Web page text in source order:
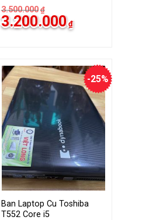
3.500.000 ₫
Giá
gốc
3.200.000 ₫hiện
tại
-25%
Ban Laptop Cu Toshiba
T552 Core i5